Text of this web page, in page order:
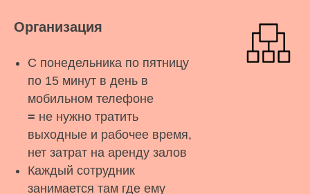
Организация
С понедельника по пятницу
по 15 минут в день в
мобильном телефоне
= не нужно тратить
выходные и рабочее время,
нет затрат на аренду залов
Каждый сотрудник
занимается там где ему